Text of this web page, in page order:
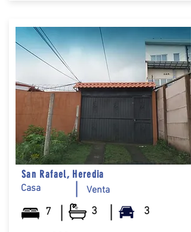
San Rafael, Heredia
Casa
Venta
7 3 3